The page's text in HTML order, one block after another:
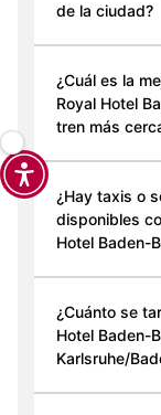
de la ciudad?
¿Cuál es la
Royal Hotel
tren más
¿Hay taxis o
disponibles
Hotel Baden-
¿Cuánto se
Hotel Baden-
Karlsruhe/